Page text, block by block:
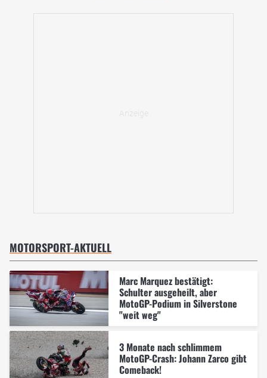
MOTORSPORT-AKTUELL
Marc Marquez bestätigt:
Schulter ausgeheilt, aber
MotoGP-Podium in Silverstone
"weit weg"
3 Monate nach schlimmem
MotoGP-Crash: Johann Zarco gibt
Comeback!